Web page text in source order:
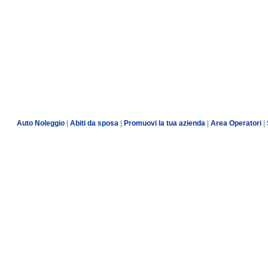
Auto Noleggio Abiti da sposa Promuovi la tua azienda Area Operatori